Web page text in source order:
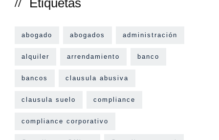
Etiquetas
abogado abogados administración
alquiler arrendamiento banco
bancos clausula abusiva
clausula suelo compliance
compliance corporativo